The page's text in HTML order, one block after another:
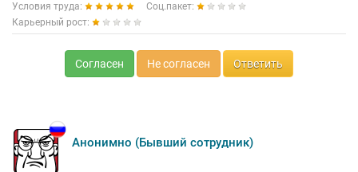
Условия труда:
Соц.пакет:
Карьерный рост:
Согласен Не согласен Ответить
Анонимно (Бывший сотрудник)